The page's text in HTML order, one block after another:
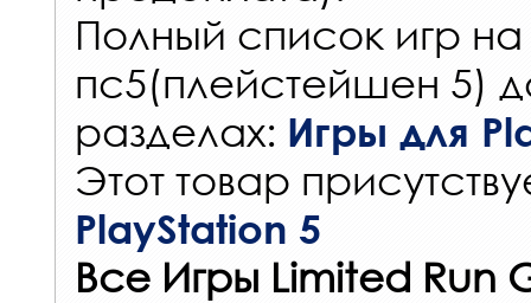
Полный список игр на
пс5(плейстейшен 5)
разделах: Игры для
Этот товар
PlayStation 5
Все Игры Limited Run